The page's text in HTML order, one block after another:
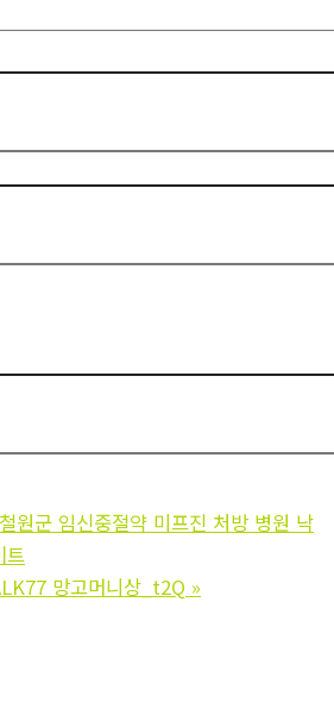
원군 임신중절약 미프진 처방 병원 낙
트
망고머니상_t2Q »